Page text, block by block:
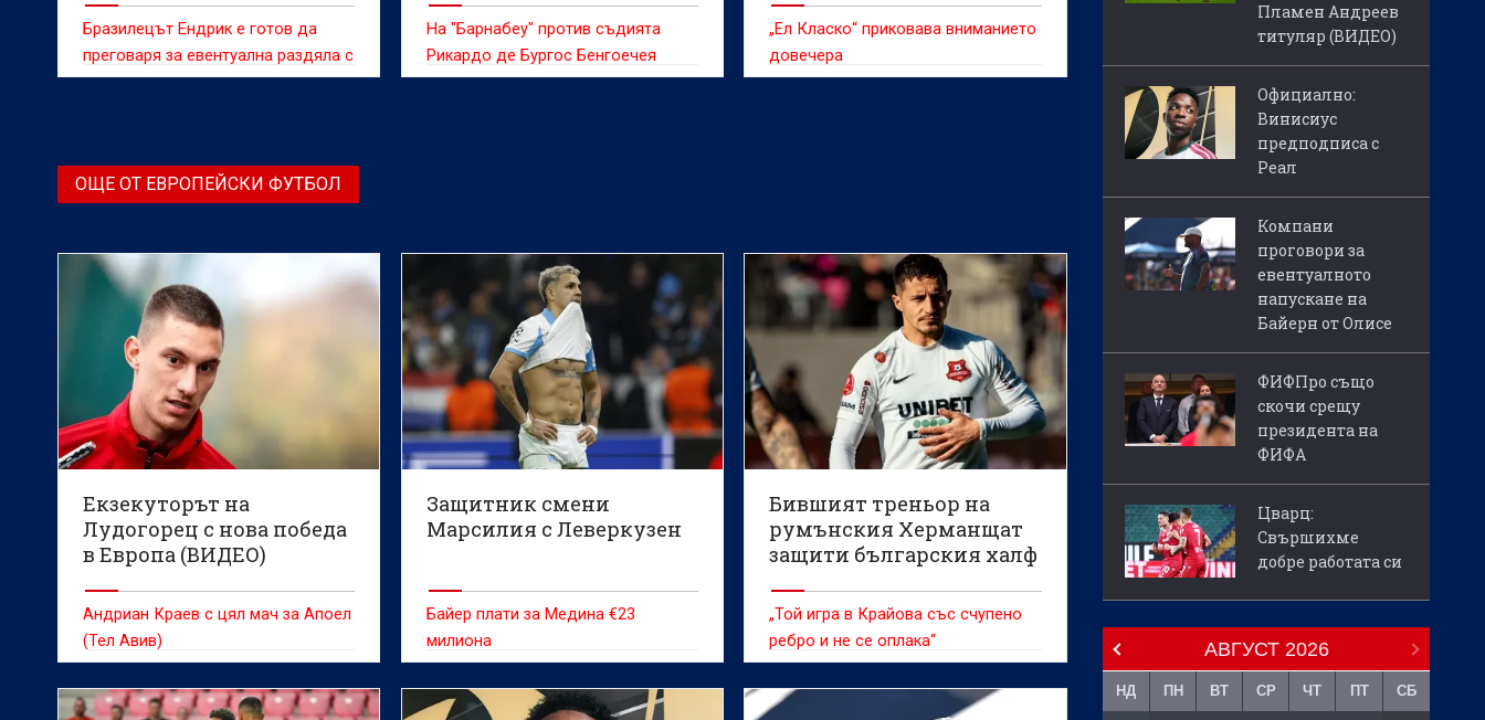
Бразилецът Ендрик е готов да
преговаря за евентуална раздяла с
Реал Мадрид заради липсата на
по-голяма възможност за изява
през следващия сезон
На "Барнабеу" против съдията
Рикардо де Бургос Бенгоечея
„Ел Класко“ приковава вниманието
довечера
ОЩЕ ОТ ЕВРОПЕЙСКИ ФУТБОЛ
Екзекуторът на
Лудогорец с нова победа
в Европа (ВИДЕО)
Андриан Краев с цял мач за Апоел
(Тел Авив)
Защитник смени
Марсилия с Леверкузен
Байер плати за Медина €23
милиона
Бившият треньор на
румънския Херманщат
защити българския халф
„Той игра в Крайова със счупено
ребро и не се оплака“
Пламен Андреев
титуляр (ВИДЕО)
Официално:
Винисиус
предподписа с
Реал
Компани
проговори за
евентуалното
напускане на
Байерн от Олисе
ФИФПро също
скочи срещу
президента на
ФИФА
Цварц:
Свършихме
добре работата си
АВГУСТ 2026
НД ПН ВТ СР ЧТ ПТ СБ